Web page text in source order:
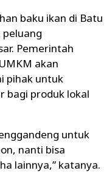
baku ikan di Batu
Pemerintah
akan
pihak untuk
bagi produk lokal
untuk
nanti bisa
lainnya,” katanya.